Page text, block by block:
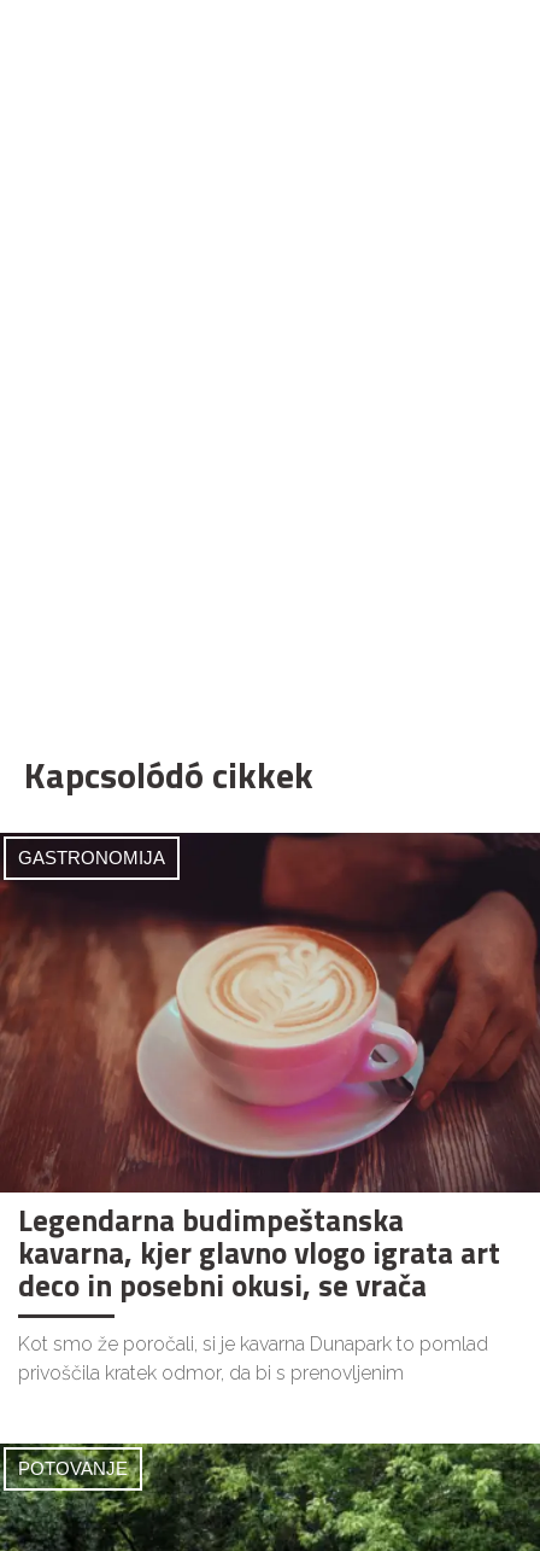
Kapcsolódó cikkek
GASTRONOMIJA
Legendarna budimpeštanska
kavarna, kjer glavno vlogo igrata art
deco in posebni okusi, se vrača
Kot smo že poročali, si je kavarna Dunapark to pomlad
privoščila kratek odmor, da bi s prenovljenim
POTOVANJE